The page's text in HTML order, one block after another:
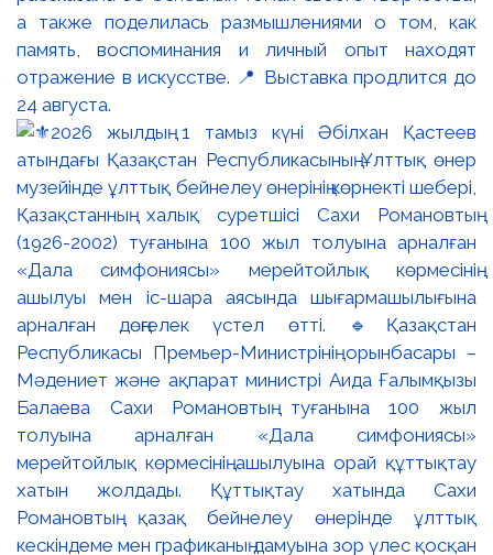
а также поделилась размышлениями о том, как
память, воспоминания и личный опыт находят
отражение в искусстве. 📍 Выставка продлится до
24 августа.